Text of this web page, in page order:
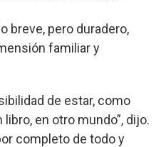
breve, pero duradero,
familiar y
de estar, como
en otro mundo”, dijo.
completo de todo y